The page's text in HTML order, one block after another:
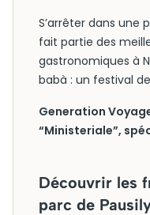
S’arrêter dans une
fait partie des
gastronomiques à
babà : un festival
Generation
“Ministeriale”,
Découvrir les
parc de